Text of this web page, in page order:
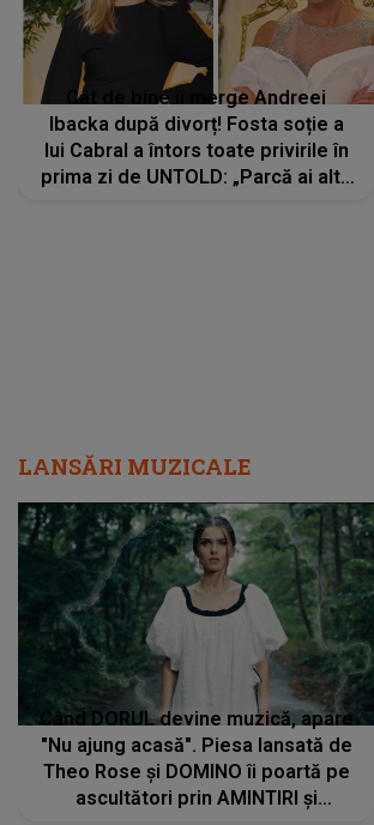
Cât de bine îi merge Andreei
Ibacka după divorț! Fosta soție a
lui Cabral a întors toate privirile în
prima zi de UNTOLD: „Parcă ai altă
LANSĂRI MUZICALE
Când DORUL devine muzică, apare
"Nu ajung acasă". Piesa lansată de
Theo Rose și DOMINO îi poartă pe
ascultători prin AMINTIRI și